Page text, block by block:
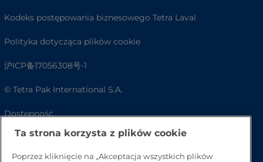
Kodeks postępowania biznesowego Tetra Laval
Polityka dotycząca plików cookie
沪ICP备17056308号-1
© Tetra Pak International S.A.
Dostępność
FAQTa strona korzysta z plików cookie
Poprzez kliknięcie na „Akceptacja wszystkich plików